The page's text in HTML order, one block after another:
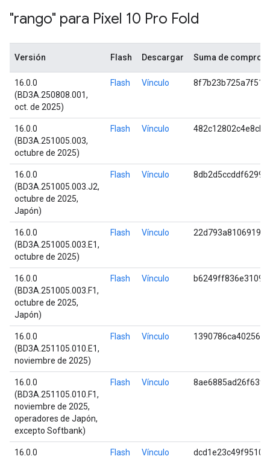
"rango" para Pixel 10 Pro Fold
Versión Flash Descargar Suma de
16.0.0
(BD3A.250808.001,
oct. de 2025)
Flash Vínculo
16.0.0
(BD3A.251005.003,
octubre de 2025)
Flash Vínculo
16.0.0
(BD3A.251005.003.J2,
octubre de 2025,
Japón)
Flash Vínculo
16.0.0
(BD3A.251005.003.E1,
octubre de 2025)
Flash Vínculo
16.0.0
(BD3A.251005.003.F1,
octubre de 2025,
Japón)
Flash Vínculo
16.0.0
(BD3A.251105.010.E1,
noviembre de 2025)
Flash Vínculo
16.0.0
(BD3A.251105.010.F1,
noviembre de 2025,
operadores de Japón,
excepto Softbank)
Flash Vínculo
16.0.0
Flash Vínculo